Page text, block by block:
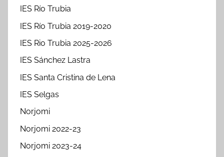
IES Río Trubia
IES Río Trubia 2019-2020
IES Rio Trubia 2025-2026
IES Sánchez Lastra
IES Santa Cristina de Lena
IES Selgas
Norjomi
Norjomi 2022-23
Norjomi 2023-24